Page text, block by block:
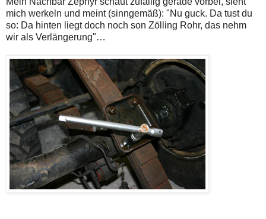
mich werkeln und meint (sinngemäß): "Nu guck. Da tust du
so: Da hinten liegt doch noch son Zölling Rohr, das nehm
wir als Verlängerung"…